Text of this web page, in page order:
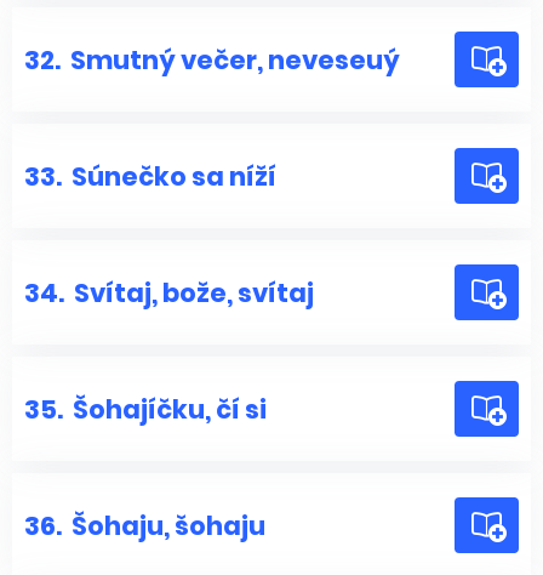
32. Smutný večer, neveseuý
33. Súnečko sa níží
34. Svítaj, bože, svítaj
35. Šohajíčku, čí si
36. Šohaju, šohaju